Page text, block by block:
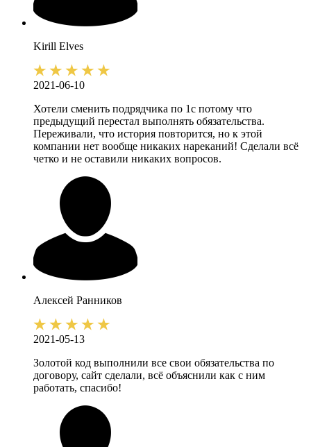
Kirill Elves
2021-06-10
Хотели сменить подрядчика по 1с потому что
предыдущий перестал выполнять обязательства.
Переживали, что история повторится, но к этой
компании нет вообще никаких нареканий! Сделали всё
четко и не оставили никаких вопросов.
Алексей Ранников
2021-05-13
Золотой код выполнили все свои обязательства по
договору, сайт сделали, всё объяснили как с ним
работать, спасибо!